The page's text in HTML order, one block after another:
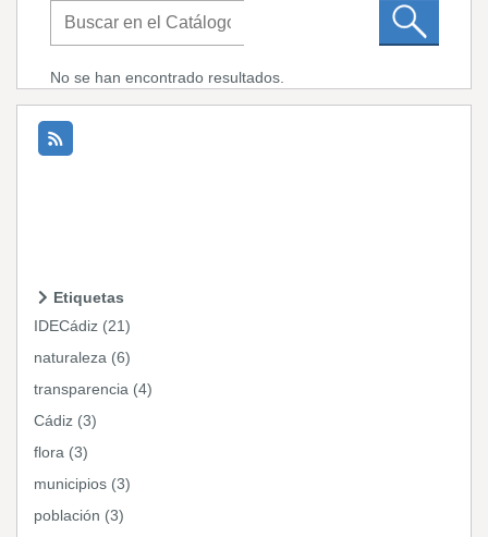
No se han encontrado resultados.
Etiquetas
IDECádiz (21)
naturaleza (6)
transparencia (4)
Cádiz (3)
flora (3)
municipios (3)
población (3)